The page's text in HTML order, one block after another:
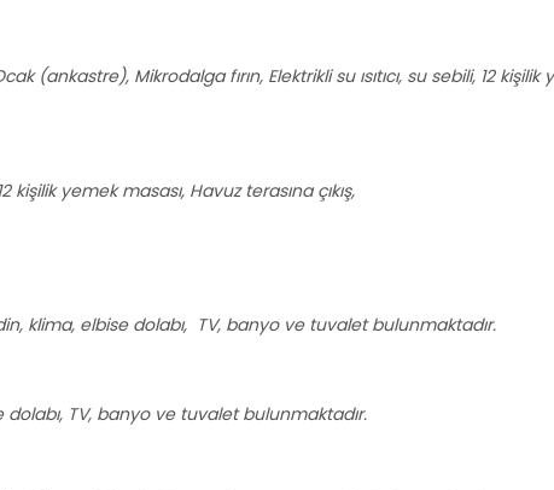
(ankastre), Mikrodalga fırın, Elektrikli su ısıtıcı, su sebili, 12 kişilik
yemek masası, Havuz terasına çıkış,
klima, elbise dolabı, TV, banyo ve tuvalet bulunmaktadır.
TV, banyo ve tuvalet bulunmaktadır.